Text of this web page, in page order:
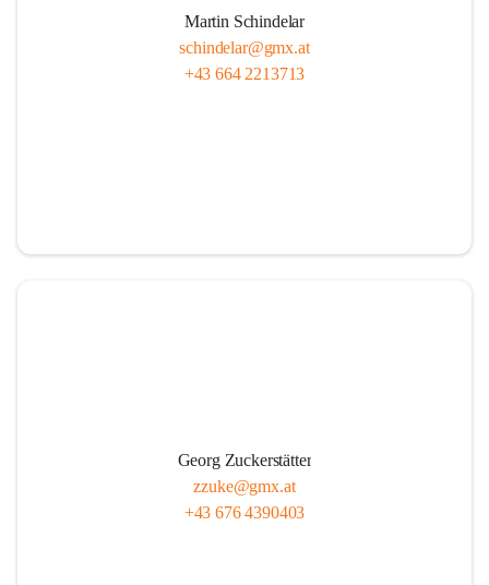
Martin Schindelar
schindelar@gmx.at
+43 664 2213713
Georg Zuckerstätter
zzuke@gmx.at
+43 676 4390403